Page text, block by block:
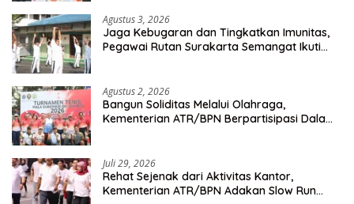
Agustus 3, 2026
Jaga Kebugaran dan Tingkatkan Imunitas,
Pegawai Rutan Surakarta Semangat Ikuti
Agustus 2, 2026
Bangun Soliditas Melalui Olahraga,
Kementerian ATR/BPN Berpartisipasi Dalam
Juli 29, 2026
Rehat Sejenak dari Aktivitas Kantor,
Kementerian ATR/BPN Adakan Slow Run